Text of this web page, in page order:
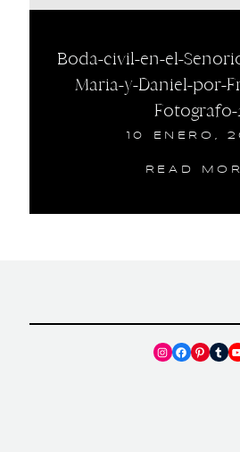
Boda-civil-en-el-
Maria-y-Daniel-por-
Fotografo-
10 ENERO,
READ
Instagram
Facebook